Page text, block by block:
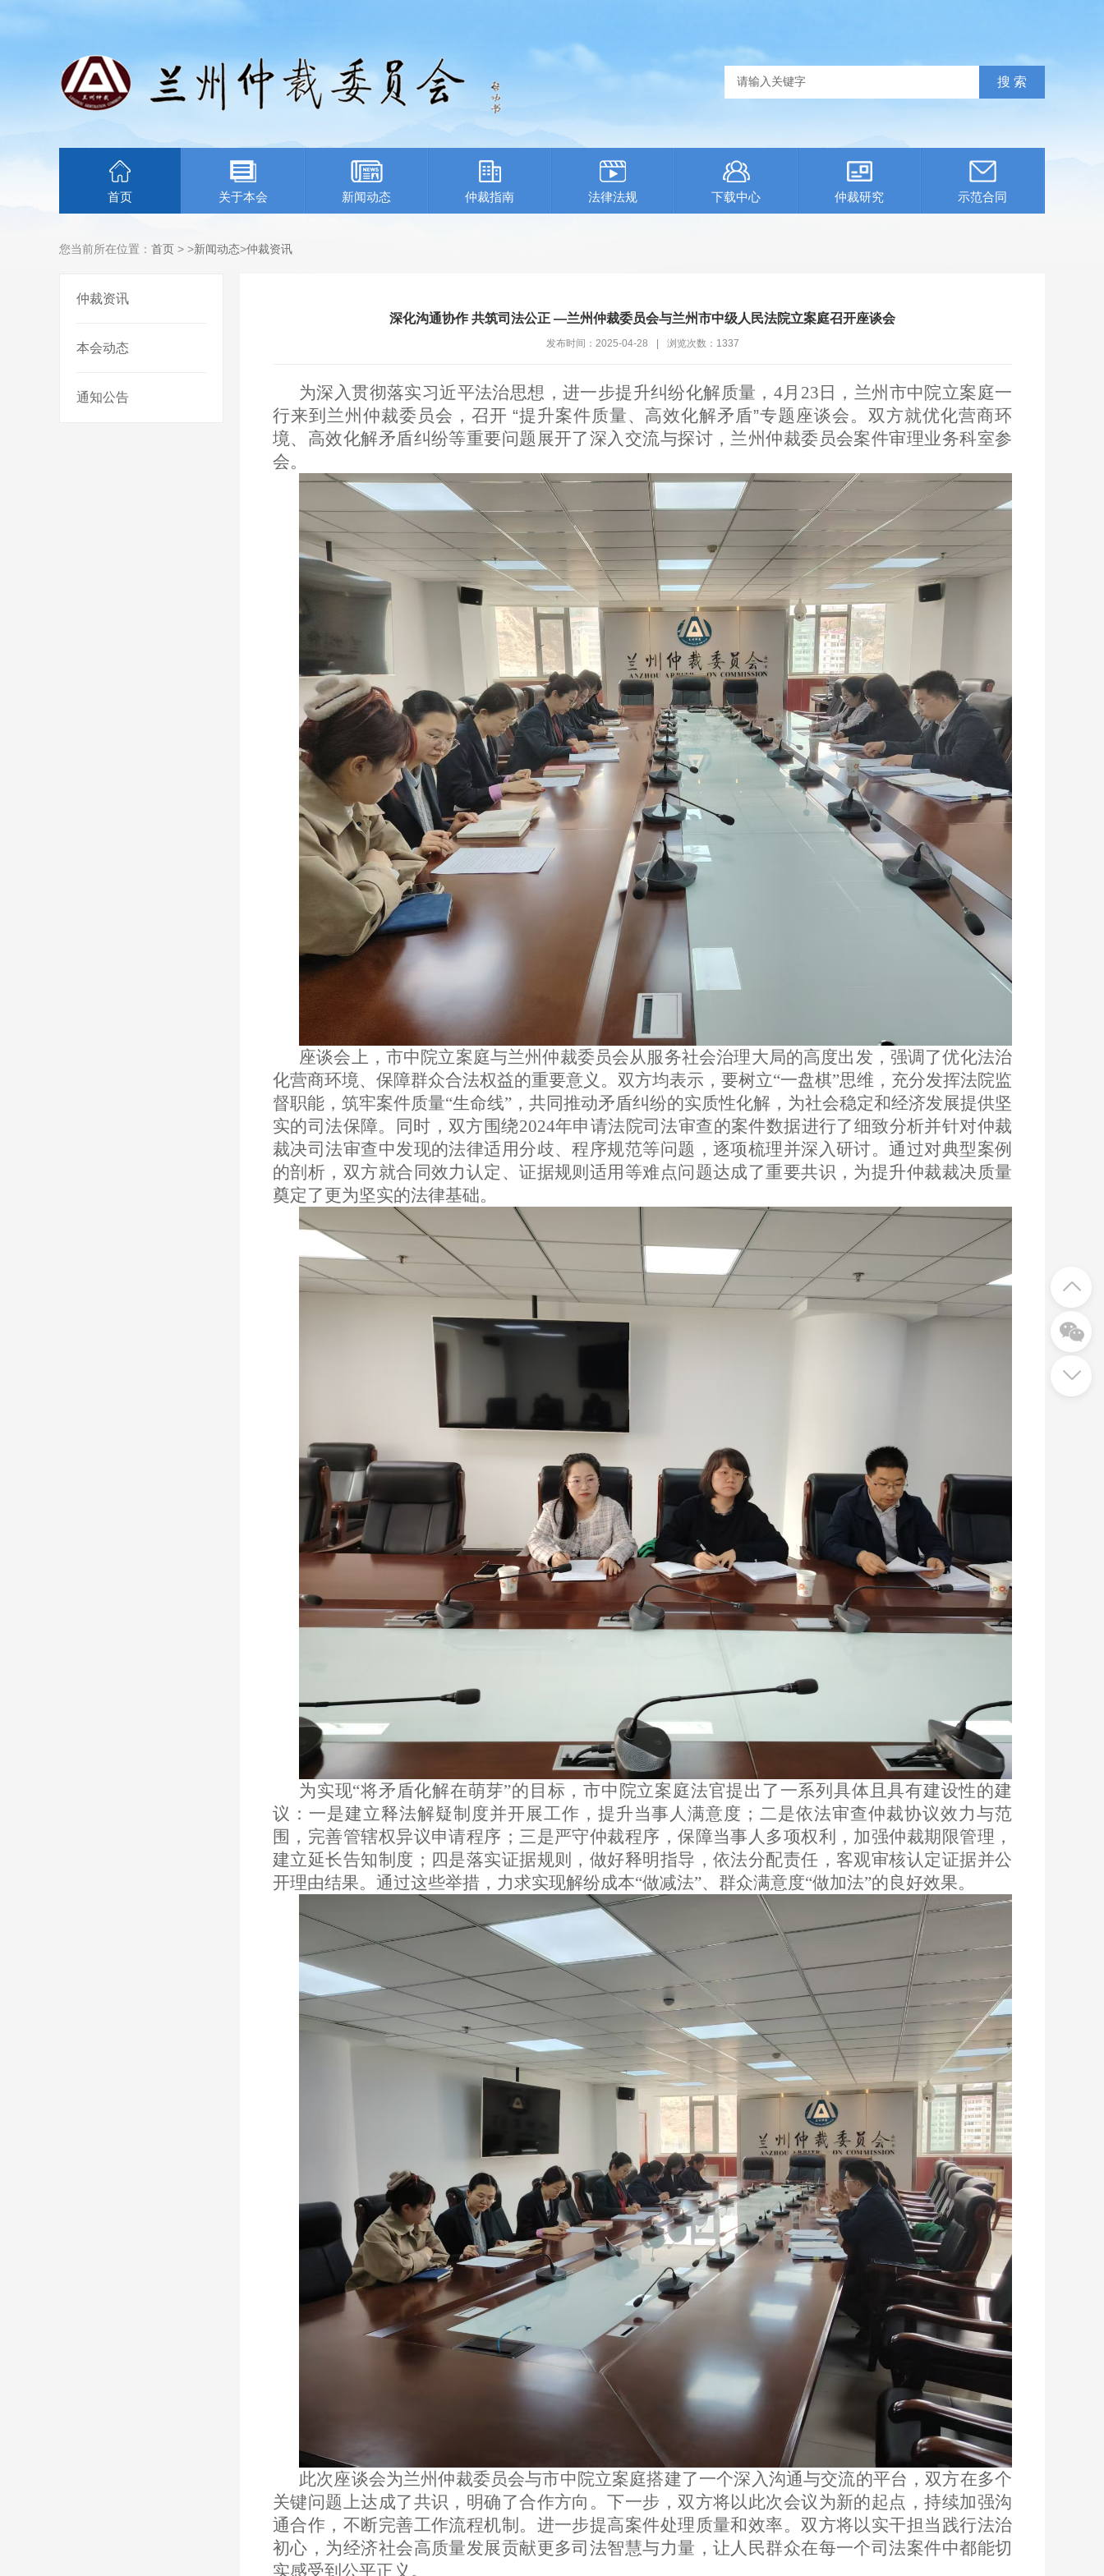
首页 关于本会 新闻动态 仲裁指南 法律法规 下载中心 仲裁研究 示范合同
您当前所在位置： 首页 > >新闻动态>仲裁资讯
仲裁资讯
本会动态
通知公告
深化沟通协作 共筑司法公正 —兰州仲裁委员会与兰州市中级人民法院立案庭召开座谈会
发布时间：2025-04-28 浏览次数： 1337
为深入贯彻落实习近平法治思想，进一步提升纠纷化解质量，4月23日，兰州市中院立案庭一
行来到兰州仲裁委员会，召开 “提升案件质量、高效化解矛盾”专题座谈会。双方就优化营商环
境、高效化解矛盾纠纷等重要问题展开了深入交流与探讨，兰州仲裁委员会案件审理业务科室参
会。
座谈会上，市中院立案庭与兰州仲裁委员会从服务社会治理大局的高度出发，强调了优化法治
化营商环境、保障群众合法权益的重要意义。双方均表示，要树立“一盘棋”思维，充分发挥法院监
督职能，筑牢案件质量“生命线”，共同推动矛盾纠纷的实质性化解，为社会稳定和经济发展提供坚
实的司法保障。同时，双方围绕2024年申请法院司法审查的案件数据进行了细致分析并针对仲裁
裁决司法审查中发现的法律适用分歧、程序规范等问题，逐项梳理并深入研讨。通过对典型案例
的剖析，双方就合同效力认定、证据规则适用等难点问题达成了重要共识，为提升仲裁裁决质量
奠定了更为坚实的法律基础。
为实现“将矛盾化解在萌芽”的目标，市中院立案庭法官提出了一系列具体且具有建设性的建
议：一是建立释法解疑制度并开展工作，提升当事人满意度；二是依法审查仲裁协议效力与范
围，完善管辖权异议申请程序；三是严守仲裁程序，保障当事人多项权利，加强仲裁期限管理，
建立延长告知制度；四是落实证据规则，做好释明指导，依法分配责任，客观审核认定证据并公
开理由结果。通过这些举措，力求实现解纷成本“做减法”、群众满意度“做加法”的良好效果。
此次座谈会为兰州仲裁委员会与市中院立案庭搭建了一个深入沟通与交流的平台，双方在多个
关键问题上达成了共识，明确了合作方向。下一步，双方将以此次会议为新的起点，持续加强沟
通合作，不断完善工作流程机制。进一步提高案件处理质量和效率。双方将以实干担当践行法治
初心，为经济社会高质量发展贡献更多司法智慧与力量，让人民群众在每一个司法案件中都能切
实感受到公平正义。